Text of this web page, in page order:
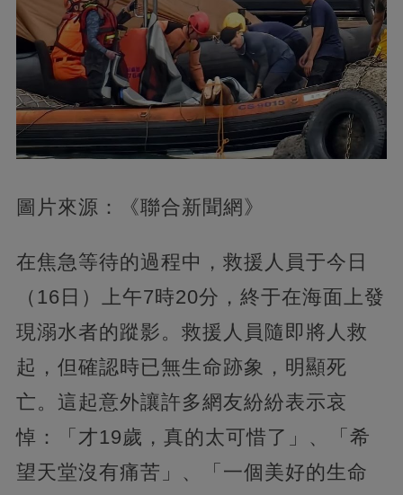
圖片來源：《聯合新聞網》
在焦急等待的過程中，救援人員于今日
（16日）上午7時20分，終于在海面上發
現溺水者的蹤影。救援人員隨即將人救
起，但確認時已無生命跡象，明顯死
亡。這起意外讓許多網友紛紛表示哀
悼：「才19歲，真的太可惜了」、「希
望天堂沒有痛苦」、「一個美好的生命